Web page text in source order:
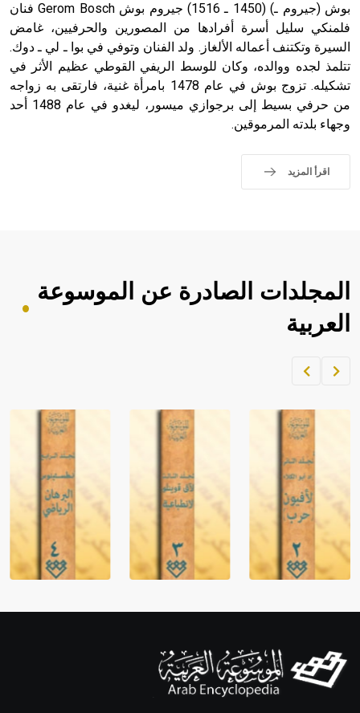
- هل تعلم أن أبجر Abgar اسم معروف جيداً يعود إلى عدد من
الملوك الذين حكموا مدينة إديسا (الرها) من أبجر الأول وحتى
التاسع، وهم ينتسبون إلى أسرة أوسروين
بوش (جيروم ـ) (1450 ـ 1516) جيروم بوش Gerom Bosch فنان
فلمنكي سليل أسرة أفرادها من المصورين والحرفيين، غامض
السيرة وتكتنف أعماله الألغاز. ولد الفنان وتوفي في بوا ـ لي ـ دوك.
تتلمذ لجده ووالده، وكان للوسط الريفي القوطي عظيم الأثر في
تشكيله. تزوج بوش في عام 1478 بامرأة غنية، فارتقى به زواجه
من حرفي بسيط إلى برجوازي ميسور، ليغدو في عام 1488 أحد
وجهاء بلدته المرموقين.
اقرأ المزيد
المجلدات الصادرة عن الموسوعة
العربية